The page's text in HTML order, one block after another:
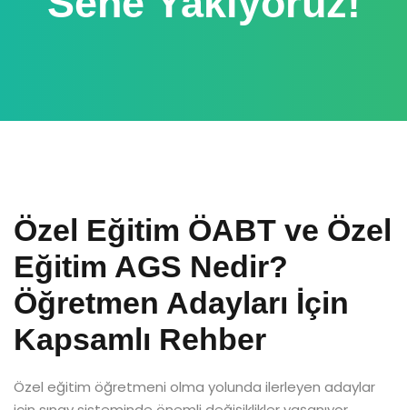
Özel Eğitim ÖABT ve Özel
Eğitim AGS Nedir?
Öğretmen Adayları İçin
Kapsamlı Rehber
Özel eğitim öğretmeni olma yolunda ilerleyen adaylar